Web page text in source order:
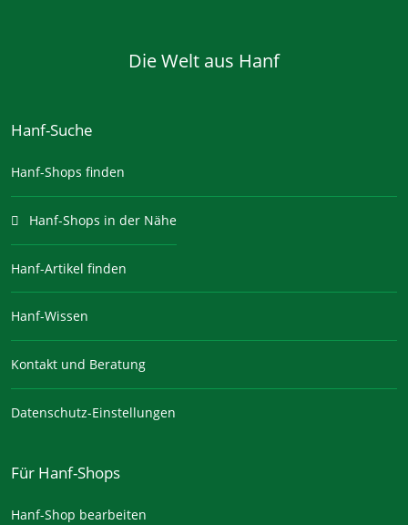
Die Welt aus Hanf
Hanf-Suche
Hanf-Shops finden
Hanf-Shops in der Nähe
Hanf-Artikel finden
Hanf-Wissen
Kontakt und Beratung
Datenschutz-Einstellungen
Für Hanf-Shops
Hanf-Shop bearbeiten